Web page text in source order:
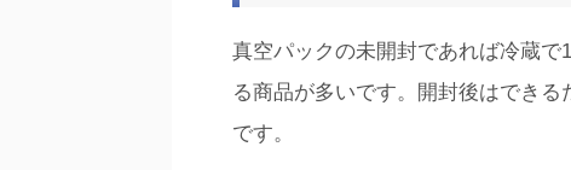
真空パックの未開封であれば冷蔵で
る商品が多いです。開封後はでき
です。